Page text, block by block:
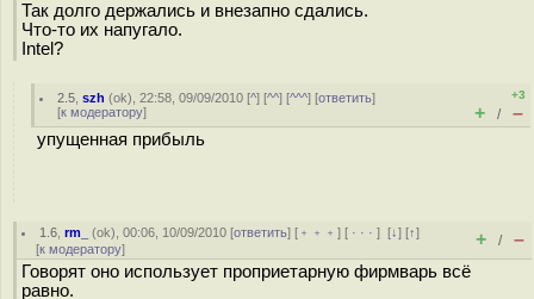
Так долго держались и внезапно сдались.
Что-то их напугало.
Intel?
2.5 ,szh (ok), 22:58, 09/09/2010 [^] [^^] [^^^] [ответить]
[к модератору]
+3
+ / –
упущенная прибыль
1.6 ,rm_ (ok), 00:06, 10/09/2010 [ответить] [ ﹢﹢﹢] [ · · ·][↓] [↑]
[к модератору] + / –
Говорят оно использует проприетарную фирмварь всё
равно.